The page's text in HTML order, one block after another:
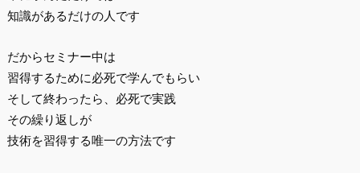
知識があるだけの人です
だからセミナー中は
習得するために必死で学んでもらい
そして終わったら、必死で実践
その繰り返しが
技術を習得する唯一の方法です